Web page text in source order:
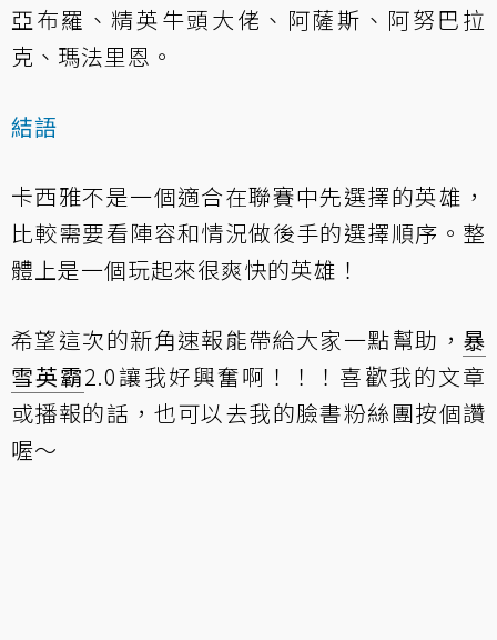
亞布羅、精英牛頭大佬、阿薩斯、阿努巴拉
克、瑪法里恩。
結語
卡西雅不是一個適合在聯賽中先選擇的英雄，
比較需要看陣容和情況做後手的選擇順序。整
體上是一個玩起來很爽快的英雄！
希望這次的新角速報能帶給大家一點幫助， 暴
雪英霸2.0讓我好興奮啊！！！喜歡我的文章
或播報的話，也可以去我的臉書粉絲團按個讚
喔～